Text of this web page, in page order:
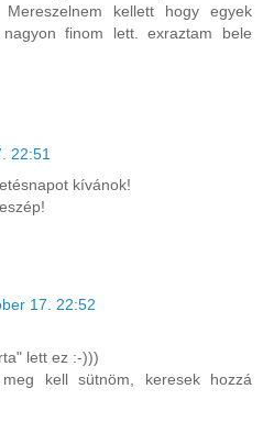
kellett hogy egyek
finom lett. exraztam bele
22:51
kívánok!
17. 22:52
lett ez :-)))
kell sütnöm, keresek hozzá